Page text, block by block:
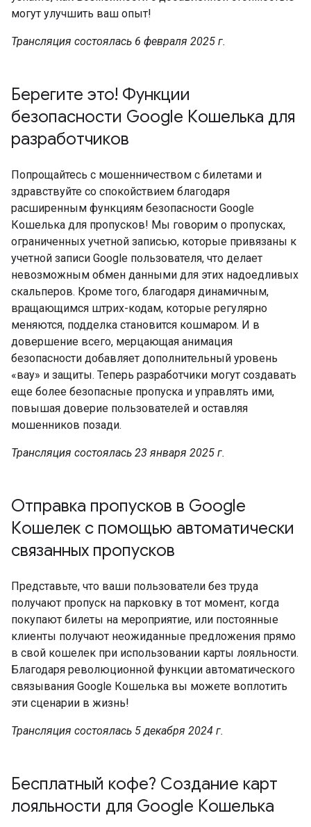
могут улучшить ваш опыт!
Трансляция состоялась 6 февраля 2025 г.
Берегите это! Функции
безопасности Google Кошелька для
разработчиков
Попрощайтесь с мошенничеством с билетами и
здравствуйте со спокойствием благодаря
расширенным функциям безопасности Google
Кошелька для пропусков! Мы говорим о пропусках,
ограниченных учетной записью, которые привязаны к
учетной записи Google пользователя, что делает
невозможным обмен данными для этих надоедливых
скальперов. Кроме того, благодаря динамичным,
вращающимся штрих-кодам, которые регулярно
меняются, подделка становится кошмаром. И в
довершение всего, мерцающая анимация
безопасности добавляет дополнительный уровень
«вау» и защиты. Теперь разработчики могут создавать
еще более безопасные пропуска и управлять ими,
повышая доверие пользователей и оставляя
мошенников позади.
Трансляция состоялась 23 января 2025 г.
Отправка пропусков в Google
Кошелек с помощью автоматически
связанных пропусков
Представьте, что ваши пользователи без труда
получают пропуск на парковку в тот момент, когда
покупают билеты на мероприятие, или постоянные
клиенты получают неожиданные предложения прямо
в свой кошелек при использовании карты лояльности.
Благодаря революционной функции автоматического
связывания Google Кошелька вы можете воплотить
эти сценарии в жизнь!
Трансляция состоялась 5 декабря 2024 г.
Бесплатный кофе? Создание карт
лояльности для Google Кошелька